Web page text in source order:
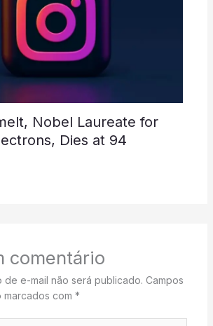
Nobel Laureate for
Dies at 94
comentário
de e-mail não será publicado. Campos
com *